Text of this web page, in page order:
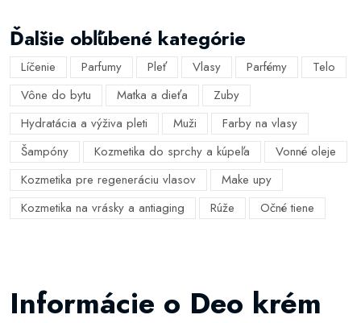
Ďalšie obľúbené kategórie
Líčenie Parfumy Pleť Vlasy Parfémy
Telo
Vône do bytu
Matka a dieťa
Zuby
Hydratácia a výživa pleti
Muži
Farby na vlasy
Šampóny
Kozmetika do sprchy a kúpeľa
Vonné oleje
Kozmetika pre regeneráciu vlasov
Make upy
Kozmetika na vrásky a antiaging
Rúže Očné tiene
Informácie o Deo krém